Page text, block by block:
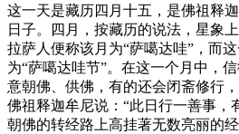
这一天是藏历四月十五，是佛祖释
日子。四月，按藏历的说法，星象
拉萨人便称该月为“萨噶达哇”，而
为“萨噶达哇节”。在这一个月中，
意朝佛、供佛，有的还会闭斋修行
佛祖释迦牟尼说：“此日行一善事，
朝佛的转经路上高挂著无数亮丽的